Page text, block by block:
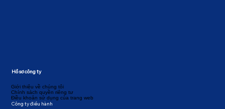
Giới thiệu về chúng tôi
Chính sách quyền riêng tư
Điều khoản sử dụng của trang web
Công ty điều hành
Hồ sơ công ty